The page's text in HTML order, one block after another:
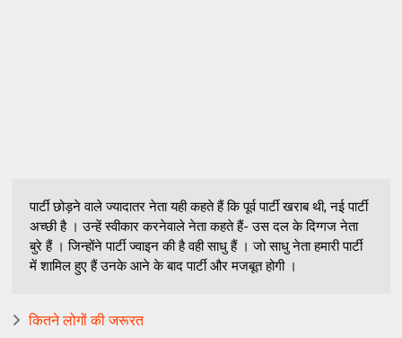
पार्टी छोड़ने वाले ज्यादातर नेता यही कहते हैं कि पूर्व पार्टी खराब थी, नई पार्टी
अच्छी है । उन्हें स्वीकार करनेवाले नेता कहते हैं- उस दल के दिग्गज नेता
बुरे हैं । जिन्होंने पार्टी ज्वाइन की है वही साधु हैं । जो साधु नेता हमारी पार्टी
में शामिल हुए हैं उनके आने के बाद पार्टी और मजबूत होगी ।
कितने लोगों की जरूरत